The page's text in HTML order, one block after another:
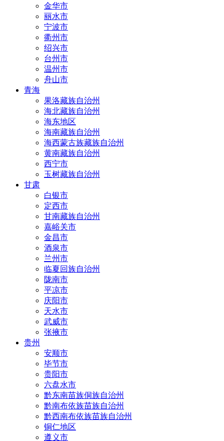
金华市
丽水市
宁波市
衢州市
绍兴市
台州市
温州市
舟山市
青海
果洛藏族自治州
海北藏族自治州
海东地区
海南藏族自治州
海西蒙古族藏族自治州
黄南藏族自治州
西宁市
玉树藏族自治州
甘肃
白银市
定西市
甘南藏族自治州
嘉峪关市
金昌市
酒泉市
兰州市
临夏回族自治州
陇南市
平凉市
庆阳市
天水市
武威市
张掖市
贵州
安顺市
毕节市
贵阳市
六盘水市
黔东南苗族侗族自治州
黔南布依族苗族自治州
黔西南布依族苗族自治州
铜仁地区
遵义市